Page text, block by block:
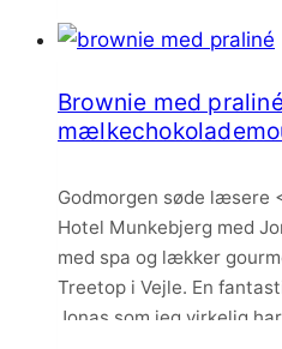
med
og
rugbrødsrasp
Brownie med
Godmorgen søde læsere
Hotel Munkebjerg med
med spa og lækker
Treetop i Vejle. En
Jonas som jeg virkelig